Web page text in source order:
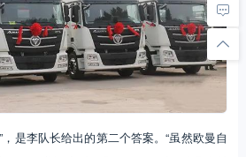
是李队长给出的第二个答案。“虽然欧曼自